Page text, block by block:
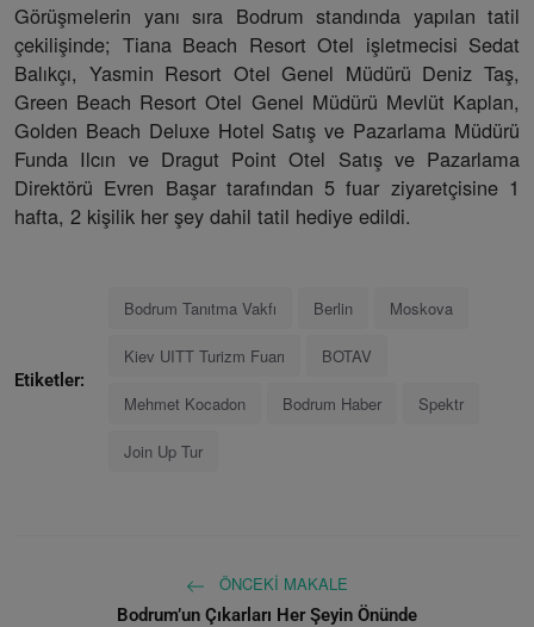
Görüşmelerin yanı sıra Bodrum standında yapılan tatil
çekilişinde; Tiana Beach Resort Otel işletmecisi Sedat
Balıkçı, Yasmin Resort Otel Genel Müdürü Deniz Taş,
Green Beach Resort Otel Genel Müdürü Mevlüt Kaplan,
Golden Beach Deluxe Hotel Satış ve Pazarlama Müdürü
Funda Ilcın ve Dragut Point Otel Satış ve Pazarlama
Direktörü Evren Başar tarafından 5 fuar ziyaretçisine 1
hafta, 2 kişilik her şey dahil tatil hediye edildi.
Etiketler:
Bodrum Tanıtma Vakfı Berlin Moskova
Kiev UITT Turizm Fuarı BOTAV
Mehmet Kocadon Bodrum Haber Spektr
Join Up Tur
ÖNCEKI MAKALE
Bodrum’un Çıkarları Her Şeyin Önünde